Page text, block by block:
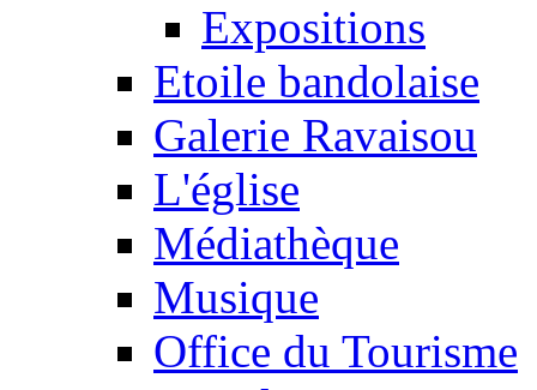
Expositions
Etoile bandolaise
Galerie Ravaisou
L'église
Médiathèque
Musique
Office du Tourisme